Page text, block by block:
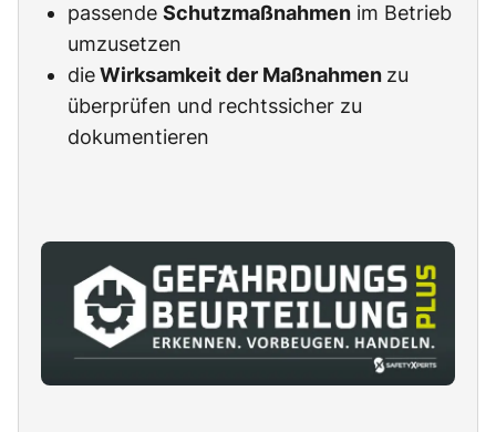
passende Schutzmaßnahmen im Betrieb
umzusetzen
dieWirksamkeit der Maßnahmen zu
überprüfen und rechtssicher zu
dokumentieren